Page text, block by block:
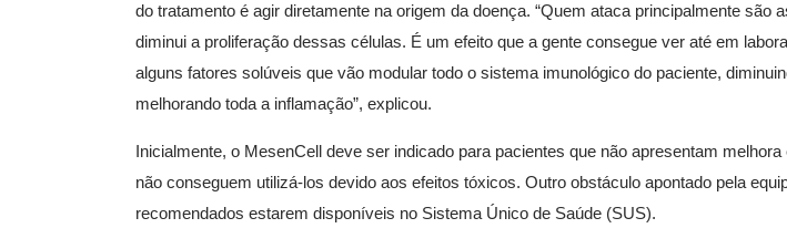
do tratamento é agir diretamente na origem da doença. “Quem ataca principalmente são
diminui a proliferação dessas células. É um efeito que a gente consegue ver até em
alguns fatores solúveis que vão modular todo o sistema imunológico do paciente,
melhorando toda a inflamação”, explicou.
Inicialmente, o MesenCell deve ser indicado para pacientes que não apresentam
não conseguem utilizá-los devido aos efeitos tóxicos. Outro obstáculo apontado pela
recomendados estarem disponíveis no Sistema Único de Saúde (SUS).